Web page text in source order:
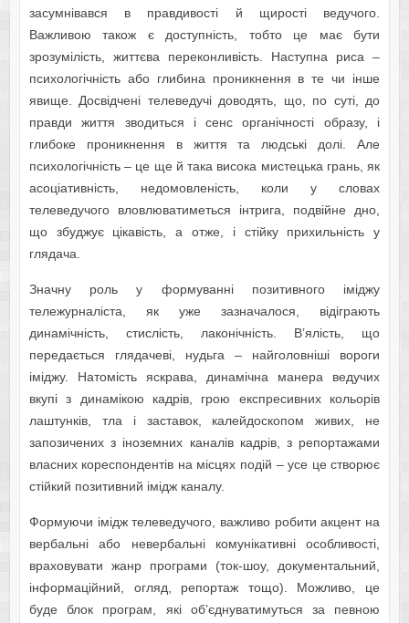
засумнівався в правдивості й щирості ведучого.
Важливою також є доступність, тобто це має бути
зрозумілість, життєва переконливість. Наступна риса –
психологічність або глибина проникнення в те чи інше
явище. Досвідчені телеведучі доводять, що, по суті, до
правди життя зводиться і сенс органічності образу, і
глибоке проникнення в життя та людські долі. Але
психологічність – це ще й така висока мистецька грань, як
асоціативність, недомовленість, коли у словах
телеведучого вловлюватиметься інтрига, подвійне дно,
що збуджує цікавість, а отже, і стійку прихильність у
глядача.
Значну роль у формуванні позитивного іміджу
тележурналіста, як уже зазначалося, відіграють
динамічність, стислість, лаконічність. В’ялість, що
передається глядачеві, нудьга – найголовніші вороги
іміджу. Натомість яскрава, динамічна манера ведучих
вкупі з динамікою кадрів, грою експресивних кольорів
лаштунків, тла і заставок, калейдоскопом живих, не
запозичених з іноземних каналів кадрів, з репортажами
власних кореспондентів на місцях подій – усе це створює
стійкий позитивний імідж каналу.
Формуючи імідж те­леведучого, важливо робити акцент на
вер­бальні або невербальні комунікативні особли­вості,
враховувати жанр програми (ток-шоу, до­кументальний,
інформаційний, огляд, репор­таж тощо). Можливо, це
буде блок програм, які об’єднуватимуться за певною